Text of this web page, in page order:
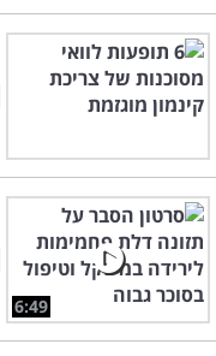
6:49